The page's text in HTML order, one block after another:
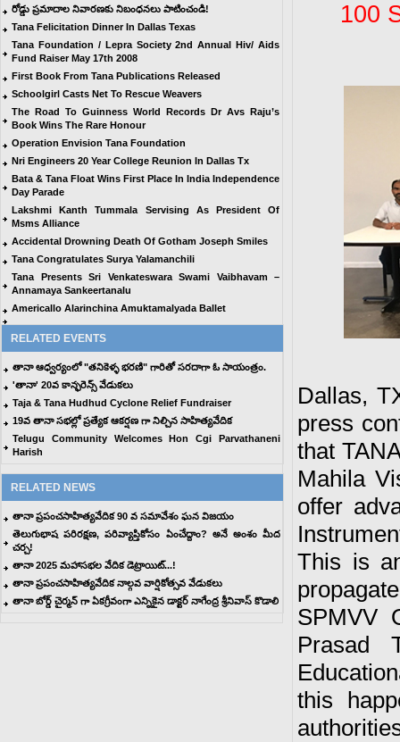
రోడ్డు ప్రమాదాల నివారణకు నిబంధనలు పాటించండి!
Tana Felicitation Dinner In Dallas Texas
Tana Foundation / Lepra Society 2nd Annual Hiv/ Aids
Fund Raiser May 17th 2008
First Book From Tana Publications Released
Schoolgirl Casts Net To Rescue Weavers
The Road To Guinness World Records Dr Avs Raju’s
Book Wins The Rare Honour
Operation Envision Tana Foundation
Nri Engineers 20 Year College Reunion In Dallas Tx
Bata & Tana Float Wins First Place In India Independence
Day Parade
Lakshmi Kanth Tummala Servising As President Of
Msms Alliance
Accidental Drowning Death Of Gotham Joseph Smiles
Tana Congratulates Surya Yalamanchili
Tana Presents Sri Venkateswara Swami Vaibhavam –
Annamaya Sankeertanalu
Americallo Alarinchina Amuktamalyada Ballet
RELATED EVENTS
తానా ఆధ్వర్యంలో "తనికెళ్ళ భరణి" గారితో సరదాగా ఓ సాయంత్రం.
'తానా' 20వ కాన్ఫరెన్స్ వేడుకలు
Taja & Tana Hudhud Cyclone Relief Fundraiser
19వ తానా సభల్లో ప్రత్యేక ఆకర్షణ గా నిల్చిన సాహిత్యవేదిక
Telugu Community Welcomes Hon Cgi Parvathaneni
Harish
RELATED NEWS
తానా ప్రపంచసాహిత్యవేదిక 90 వ సమావేశం ఘన విజయం
తెలుగుభాష పరిరక్షణ, పరివ్యాప్తికోసం ఏంచేద్దాం? అనే అంశం మీద
చర్చ!
తానా 2025 మహాసభల వేదిక డెట్రాయిట్‌...!
తానా ప్రపంచసాహిత్యవేదిక నాల్గవ వార్షికోత్సవ వేడుకలు
తానా బోర్డ్ చైర్మన్ గా ఏకగ్రీవంగా ఎన్నికైన డాక్టర్ నాగేంద్ర శ్రీనివాస్ కొడాలి
100
Dallas,
press
that
Mahila
offer
This is
SPMVV
Prasad
this